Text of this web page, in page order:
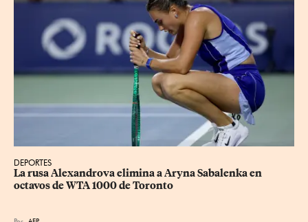
DEPORTES
La rusa Alexandrova elimina a Aryna Sabalenka en
octavos de WTA 1000 de Toronto